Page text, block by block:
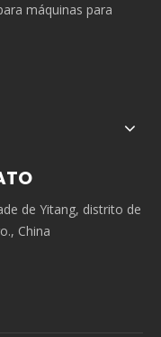
máquinas para
de Yitang, distrito de
China